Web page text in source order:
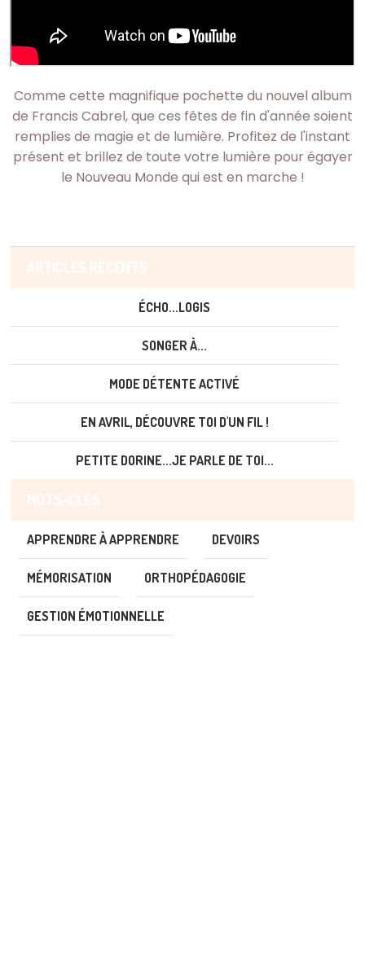
Comme cette magnifique pochette du nouvel album
de Francis Cabrel, que ces fêtes de fin d'année soient
remplies de magie et de lumière. Profitez de l'instant
présent et brillez de toute votre lumière pour égayer
le Nouveau Monde qui est en marche !
ÉCHO...LOGIS
SONGER À...
MODE DÉTENTE ACTIVÉ
EN AVRIL, DÉCOUVRE TOI D'UN FIL !
PETITE DORINE...JE PARLE DE TOI...
APPRENDRE À APPRENDRE DEVOIRS
MÉMORISATION ORTHOPÉDAGOGIE
GESTION ÉMOTIONNELLE